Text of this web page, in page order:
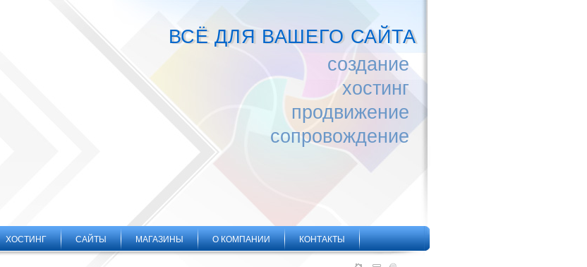
ВСЁ ДЛЯ ВАШЕГО САЙТА
создание
хостинг
продвижение
сопровождение
ХОСТИНГ САЙТЫ МАГАЗИНЫ О КОМПАНИИ КОНТАКТЫ